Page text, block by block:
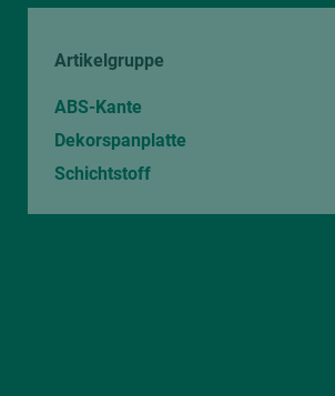
Artikelgruppe
ABS-Kante
Dekorspanplatte
Schichtstoff